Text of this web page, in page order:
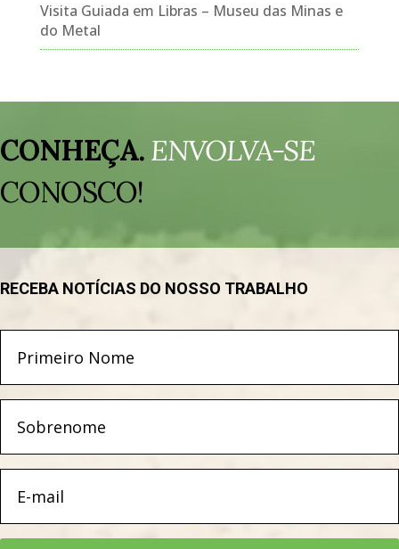
Visita Guiada em Libras – Museu das Minas e
do Metal
de
vídeo
CONHEÇA.ENVOLVA-SE
CONOSCO!
RECEBA NOTÍCIAS DO NOSSO TRABALHO